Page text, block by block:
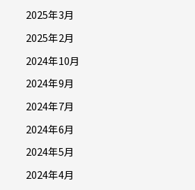
2025年3月
2025年2月
2024年10月
2024年9月
2024年7月
2024年6月
2024年5月
2024年4月